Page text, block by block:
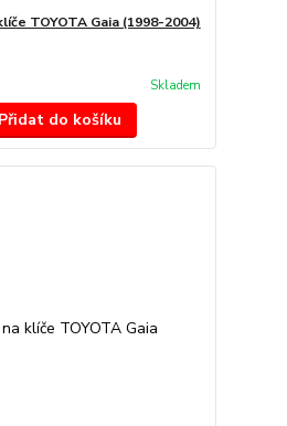
TOYOTA Gaia (1998-2004)
Skladem
Přidat do košíku